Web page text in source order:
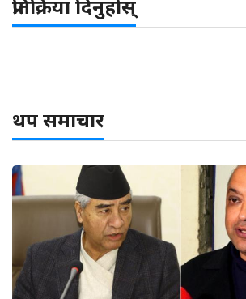
प्रतिक्रिया दिनुहोस्
थप समाचार